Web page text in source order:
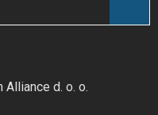
d. o. o.